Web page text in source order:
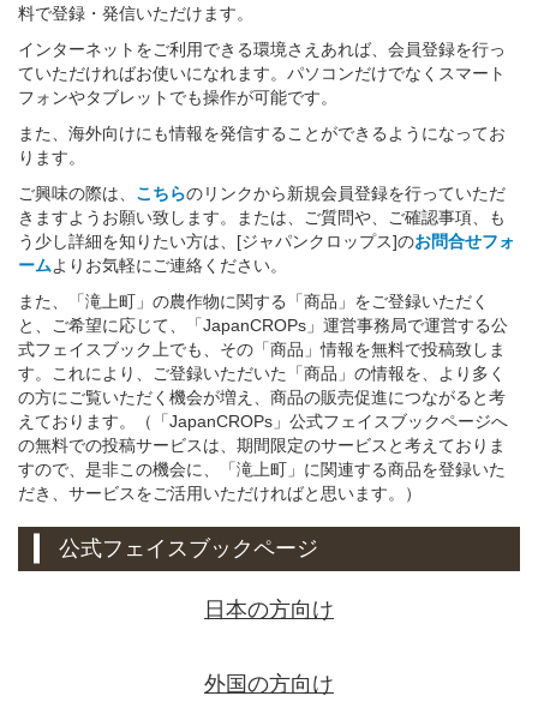
料で登録・発信いただけます。
インターネットをご利用できる環境さえあれば、会員登録を行っ
ていただければお使いになれます。パソコンだけでなくスマート
フォンやタブレットでも操作が可能です。
また、海外向けにも情報を発信することができるようになってお
ります。
ご興味の際は、 こちらのリンクから新規会員登録を行っていただ
きますようお願い致します。または、ご質問や、ご確認事項、も
う少し詳細を知りたい方は、[ジャパンクロップス]のお問合せフォ
ームよりお気軽にご連絡ください。
また、「滝上町」の農作物に関する「商品」をご登録いただく
と、ご希望に応じて、「JapanCROPs」運営事務局で運営する公
式フェイスブック上でも、その「商品」情報を無料で投稿致しま
す。これにより、ご登録いただいた「商品」の情報を、より多く
の方にご覧いただく機会が増え、商品の販売促進につながると考
えております。（「JapanCROPs」公式フェイスブックページへ
の無料での投稿サービスは、期間限定のサービスと考えておりま
すので、是非この機会に、「滝上町」に関連する商品を登録いた
だき、サービスをご活用いただければと思います。）
公式フェイスブックページ
日本の方向け
外国の方向け